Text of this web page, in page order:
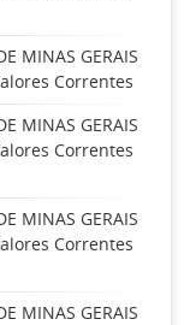
MINAS GERAIS
Correntes
MINAS GERAIS
Correntes
MINAS GERAIS
Correntes
MINAS GERAIS